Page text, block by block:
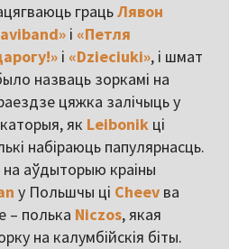
грацьЛявон
і «Петля
і «Dzieciuki», і шмат
назваць зоркамі на
цяжка залічыць у
як Leibonik ці
набіраюць папулярнасць.
на аўдыторыю краіны
у Польшчы ці Cheev ва
– полька Niczos, якая
на калумбійскія біты.